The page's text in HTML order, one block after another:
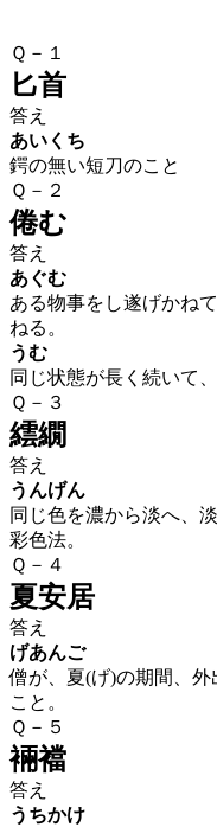
Ｑ－１
匕首
答え
あいくち
鍔の無い短刀のこと
Ｑ－２
倦む
答え
あぐむ
ある物事をし遂げかね
ねる。
うむ
同じ状態が長く続いて
Ｑ－３
繧繝
答え
うんげん
同じ色を濃から淡へ、
彩色法。
Ｑ－４
夏安居
答え
げあんご
僧が、夏(げ)の期間、
こと。
Ｑ－５
裲襠
答え
うちかけ